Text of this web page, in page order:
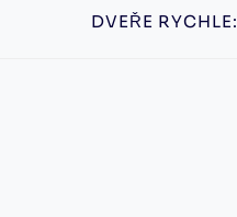
DVEŘE